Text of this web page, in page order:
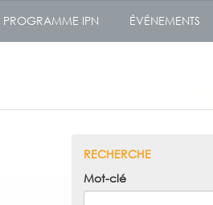
PROGRAMME IPN ÉVÉNEMENTS
RECHERCHE
Mot-clé